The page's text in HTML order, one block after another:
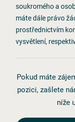
soukromého a
máte dále právo
prostřednictvím
vysvětlení,
Pokud máte
pozici, zašlete
níže